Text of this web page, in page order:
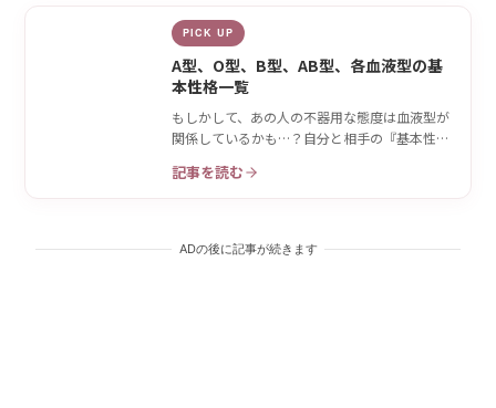
PICK UP
A型、O型、B型、AB型、各血液型の基
本性格一覧
もしかして、あの人の不器用な態度は血液型が
関係しているかも…？自分と相手の『基本性
記事を読む
ADの後に記事が続きます